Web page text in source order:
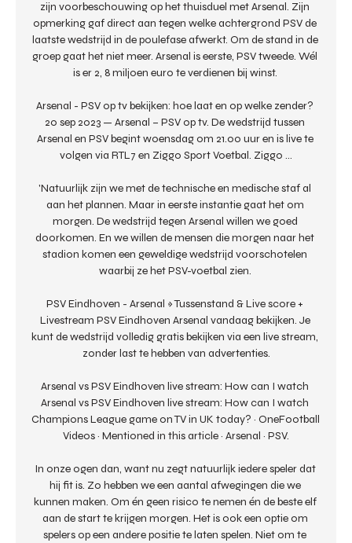
zijn voorbeschouwing op het thuisduel met Arsenal. Zijn
opmerking gaf direct aan tegen welke achtergrond PSV de
laatste wedstrijd in de poulefase afwerkt. Om de stand in de
groep gaat het niet meer. Arsenal is eerste, PSV tweede. Wél
is er 2, 8 miljoen euro te verdienen bij winst.
Arsenal - PSV op tv bekijken: hoe laat en op welke zender?
20 sep 2023 — Arsenal – PSV op tv. De wedstrijd tussen
Arsenal en PSV begint woensdag om 21.00 uur en is live te
volgen via RTL7 en Ziggo Sport Voetbal. Ziggo ...
'Natuurlijk zijn we met de technische en medische staf al
aan het plannen. Maar in eerste instantie gaat het om
morgen. De wedstrijd tegen Arsenal willen we goed
doorkomen. En we willen de mensen die morgen naar het
stadion komen een geweldige wedstrijd voorschotelen
waarbij ze het PSV-voetbal zien.
PSV Eindhoven - Arsenal » Tussenstand & Live score +
Livestream PSV Eindhoven Arsenal vandaag bekijken. Je
kunt de wedstrijd volledig gratis bekijken via een live stream,
zonder last te hebben van advertenties.
Arsenal vs PSV Eindhoven live stream: How can I watch
Arsenal vs PSV Eindhoven live stream: How can I watch
Champions League game on TV in UK today? · OneFootball
Videos · Mentioned in this article · Arsenal · PSV.
In onze ogen dan, want nu zegt natuurlijk iedere speler dat
hij fit is. Zo hebben we een aantal afwegingen die we
kunnen maken. Om én geen risico te nemen én de beste elf
aan de start te krijgen morgen. Het is ook een optie om
spelers op een andere positie te laten spelen. Niet om te